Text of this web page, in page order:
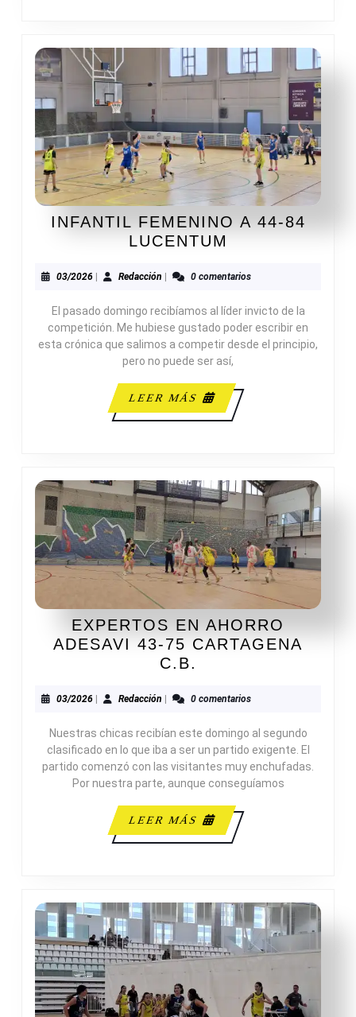
INFANTIL FEMENINO A 44-84
LUCENTUM
A
84
LUCENTUM
03/202603/2026RedacciónRedacción0 comentarios
El pasado domingo recibíamos al líder invicto de la
competición. Me hubiese gustado poder escribir en
esta crónica que salimos a competir desde el principio,
pero no puede ser así,
LEER MÁS
LEER
MÁS
EXPERTOS EN AHORRO
ADESAVI 43-75 CARTAGENA
C.B.
AHORRO
43-
75
CARTAGENA
03/202603/2026RedacciónRedacción0 comentarios
Nuestras chicas recibían este domingo al segundo
clasificado en lo que iba a ser un partido exigente. El
partido comenzó con las visitantes muy enchufadas.
Por nuestra parte, aunque conseguíamos
LEER MÁS
LEER
MÁS